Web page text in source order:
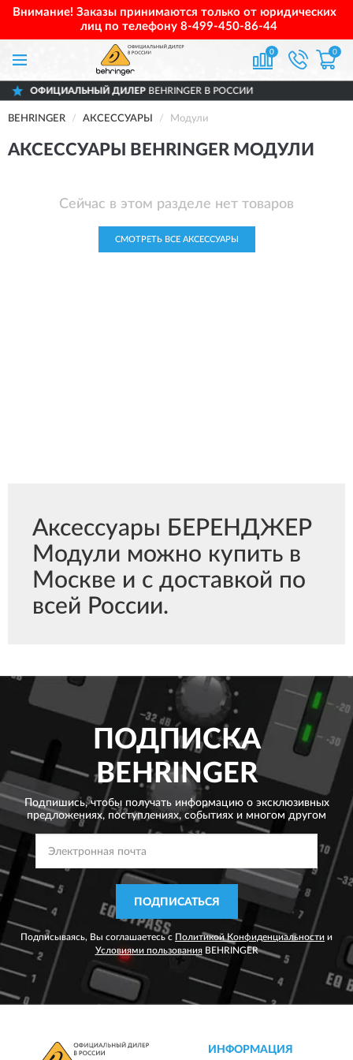
Внимание! Заказы принимаются только от юридических
лиц по телефону 8-499-450-86-44
0 0
ДИЛЕРBEHRINGER В РОССИИ
BEHRINGER АКСЕССУАРЫ Модули
АКСЕССУАРЫ BEHRINGER МОДУЛИ
Сейчас в этом разделе нет товаров
СМОТРЕТЬ ВСЕ АКСЕССУАРЫ
Аксессуары БЕРЕНДЖЕР
Модули можно купить в
Москве и с доставкой по
всей России.
ПОДПИСКА
BEHRINGER
Подпишись, чтобы получать информацию о эксклюзивных
предложениях, поступлениях, событиях и многом другом
ПОДПИСАТЬСЯ
Подписываясь, Вы соглашаетесь с Политикой Конфиденциальности и
Условиями пользованияBEHRINGER
ИНФОРМАЦИЯ